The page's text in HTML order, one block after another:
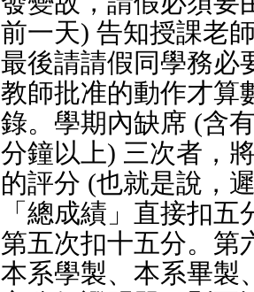
前一天) 告知授課老
最後請請假同學務必
教師批准的動作才算
錄。學期內缺席 (含
分鐘以上) 三次者，
的評分 (也就是說，
「總成績」直接扣
第五次扣十五分。第
本系學製、本系畢製